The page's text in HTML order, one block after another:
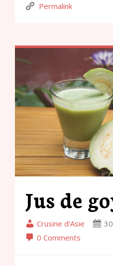
Permalink
Jus de
Crusine d'Asie
0 Comments